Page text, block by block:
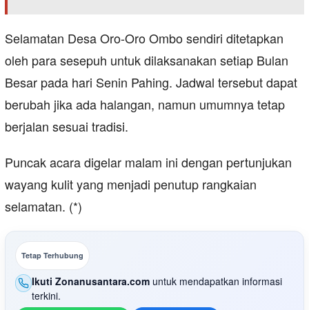
Selamatan Desa Oro-Oro Ombo sendiri ditetapkan
oleh para sesepuh untuk dilaksanakan setiap Bulan
Besar pada hari Senin Pahing. Jadwal tersebut dapat
berubah jika ada halangan, namun umumnya tetap
berjalan sesuai tradisi.
Puncak acara digelar malam ini dengan pertunjukan
wayang kulit yang menjadi penutup rangkaian
selamatan. (*)
Tetap Terhubung
Ikuti Zonanusantara.com untuk mendapatkan informasi
terkini.